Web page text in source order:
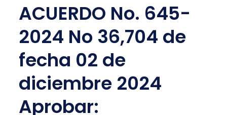
ACUERDO No. 645-
2024 No 36,704 de
fecha 02 de
diciembre 2024
Aprobar: